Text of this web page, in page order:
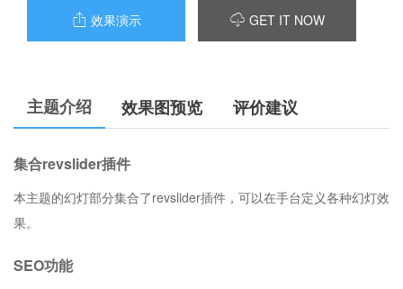
 效果演示  GET IT NOW
主题介绍 效果图预览 评价建议
集合revslider插件
本主题的幻灯部分集合了revslider插件，可以在手台定义各种幻灯效
果。
SEO功能